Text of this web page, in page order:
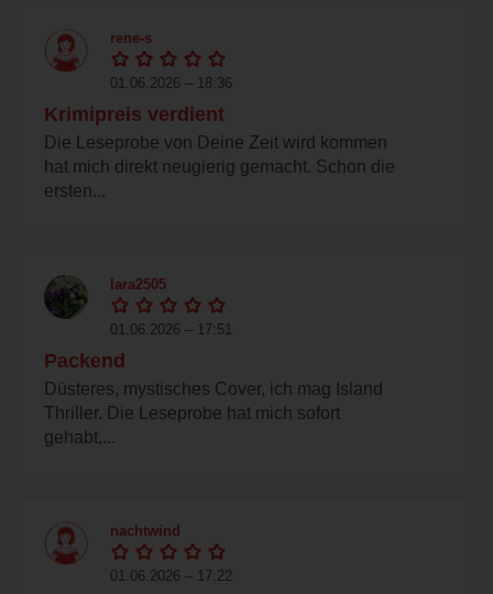
rene-s
01.06.2026 – 18:36
Krimipreis verdient
Die Leseprobe von Deine Zeit wird kommen
hat mich direkt neugierig gemacht. Schon die
ersten...
lara2505
01.06.2026 – 17:51
Packend
Düsteres, mystisches Cover, ich mag Island
Thriller. Die Leseprobe hat mich sofort
gehabt,...
nachtwind
01.06.2026 – 17:22